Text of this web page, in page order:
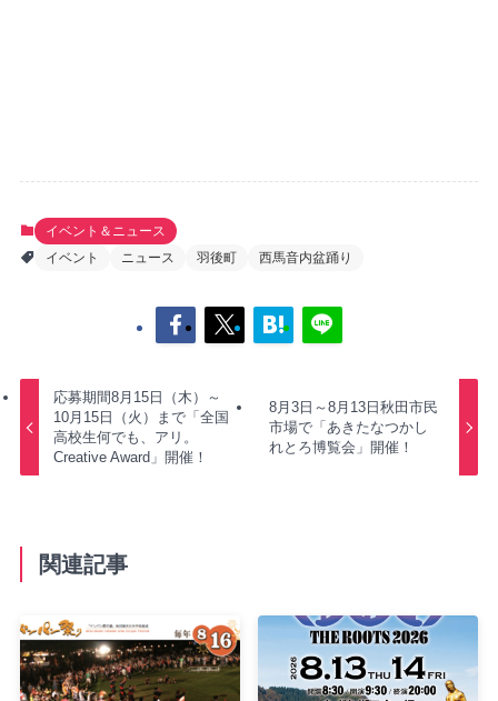
イベント＆ニュース
イベント
ニュース 羽後町 西馬音内盆踊り
応募期間8月15日（木）～
10月15日（火）まで「全国
高校生何でも、アリ。
Creative Award」開催！
8月3日～8月13日秋田市民
市場で「あきたなつかし
れとろ博覧会」開催！
関連記事